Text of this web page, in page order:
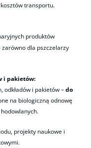
transportu.
produktów
dla pszczelarzy
i pakietów:
odkładów i pakietów –do
na biologiczną odnowę
projekty naukowe i